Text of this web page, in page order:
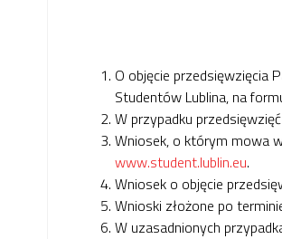
O objęcie przedsięwzięcia
Studentów Lublina, na
W przypadku
Wniosek, o którym mowa
www.student.lublin.eu.
Wniosek o objęcie
Wnioski złożone po
W uzasadnionych